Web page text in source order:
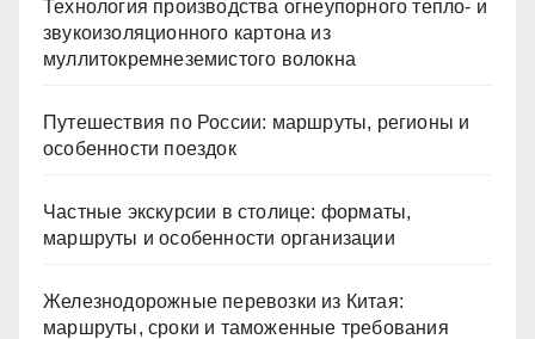
Технология производства огнеупорного тепло- и
звукоизоляционного картона из
муллитокремнеземистого волокна
Путешествия по России: маршруты, регионы и
особенности поездок
Частные экскурсии в столице: форматы,
маршруты и особенности организации
Железнодорожные перевозки из Китая:
маршруты, сроки и таможенные требования